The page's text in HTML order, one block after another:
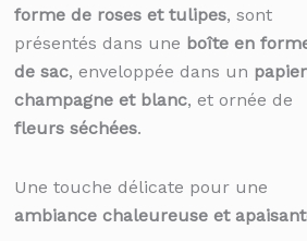
forme de roses et tulipes, sont
présentés dans une boîte en
de sac, enveloppée dans un papier
champagne et blanc, et ornée de
fleurs séchées.
Une touche délicate pour une
ambiance chaleureuse et